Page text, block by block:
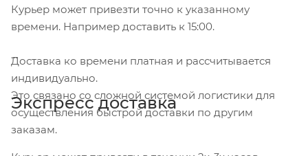
Курьер может привезти точно к указанному
времени. Например доставить к 15:00.
Доставка ко времени платная и рассчитывается
индивидуально.
Это связано со сложной системой логистики для
осуществления быстрой доставки по другим
заказам.
Экспресс доставка